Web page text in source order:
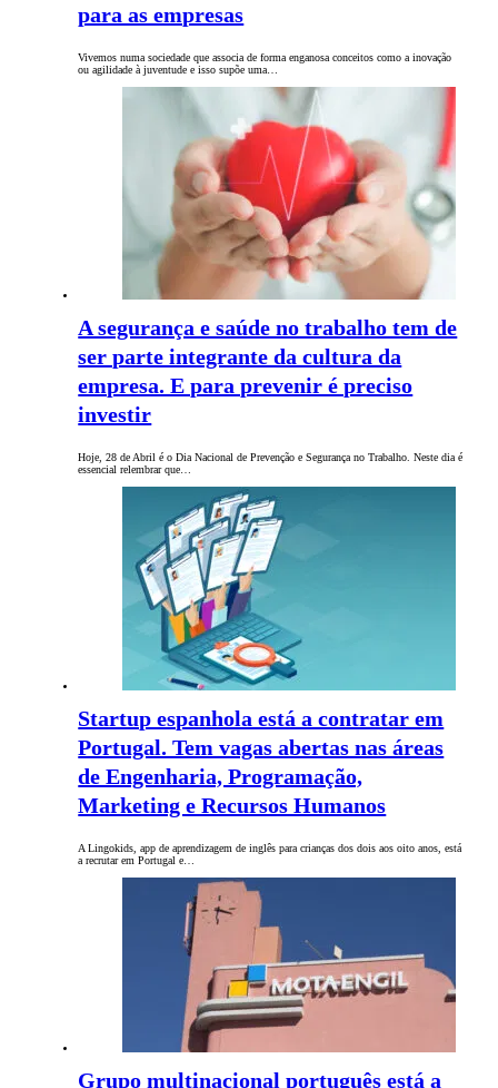
para as empresas
Vivemos numa sociedade que associa de forma enganosa conceitos como a inovação
ou agilidade à juventude e isso supõe uma…
A segurança e saúde no trabalho tem de
ser parte integrante da cultura da
empresa. E para prevenir é preciso
investir
Hoje, 28 de Abril é o Dia Nacional de Prevenção e Segurança no Trabalho. Neste dia é
essencial relembrar que…
Startup espanhola está a contratar em
Portugal. Tem vagas abertas nas áreas
de Engenharia, Programação,
Marketing e Recursos Humanos
A Lingokids, app de aprendizagem de inglês para crianças dos dois aos oito anos, está
a recrutar em Portugal e…
Grupo multinacional português está a